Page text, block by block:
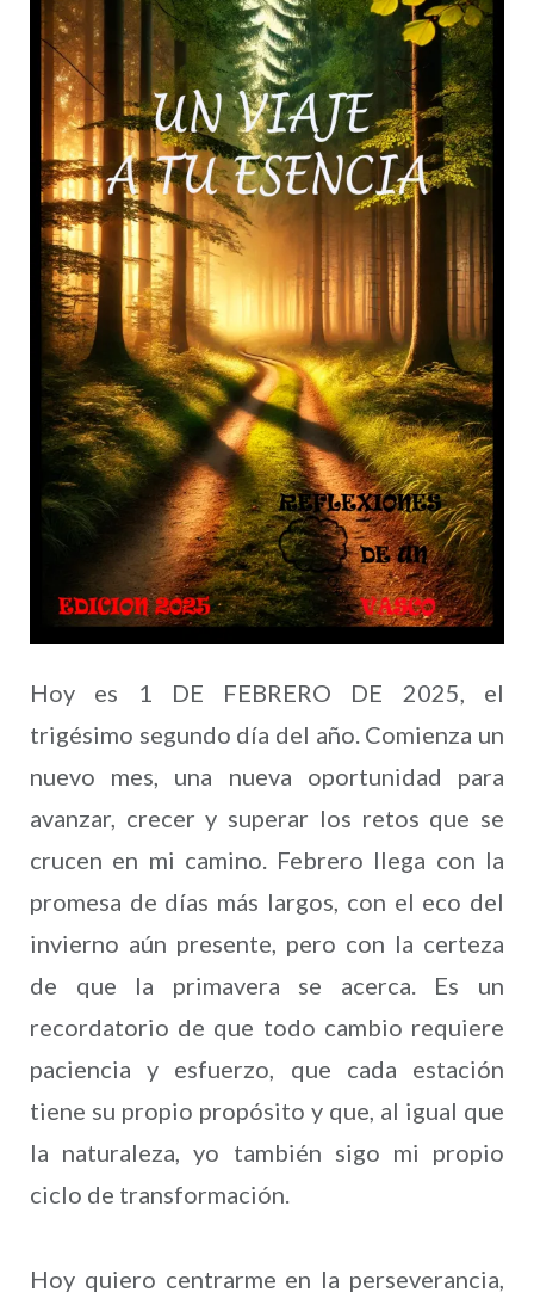
Hoy es 1 DE FEBRERO DE 2025, el
trigésimo segundo día del año. Comienza un
nuevo mes, una nueva oportunidad para
avanzar, crecer y superar los retos que se
crucen en mi camino. Febrero llega con la
promesa de días más largos, con el eco del
invierno aún presente, pero con la certeza
de que la primavera se acerca. Es un
recordatorio de que todo cambio requiere
paciencia y esfuerzo, que cada estación
tiene su propio propósito y que, al igual que
la naturaleza, yo también sigo mi propio
ciclo de transformación.
Hoy quiero centrarme en la perseverancia,